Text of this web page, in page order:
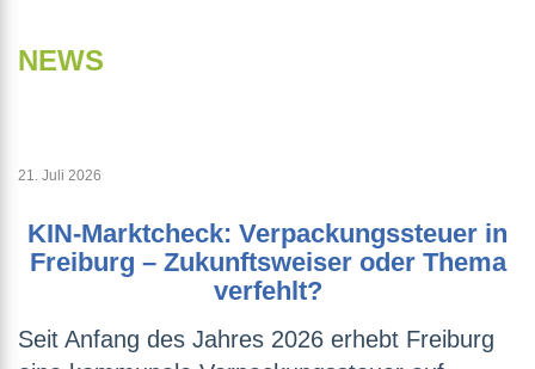
NEWS
21. Juli 2026
KIN-Marktcheck: Verpackungssteuer in
Freiburg – Zukunftsweiser oder Thema
verfehlt?
Seit Anfang des Jahres 2026 erhebt Freiburg